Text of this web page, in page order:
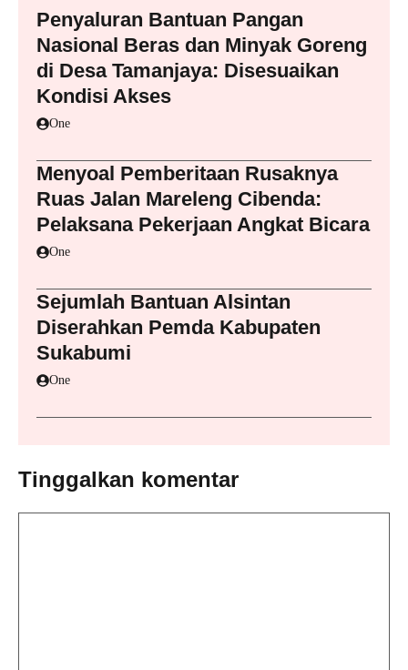
Penyaluran Bantuan Pangan
Nasional Beras dan Minyak Goreng
di Desa Tamanjaya: Disesuaikan
Kondisi Akses
One
Menyoal Pemberitaan Rusaknya
Ruas Jalan Mareleng Cibenda:
Pelaksana Pekerjaan Angkat Bicara
One
Sejumlah Bantuan Alsintan
Diserahkan Pemda Kabupaten
Sukabumi
One
Tinggalkan komentar